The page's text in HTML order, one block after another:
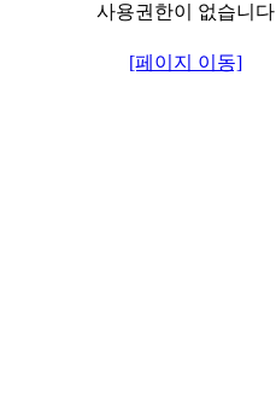
사용권한이 없습니다
[페이지 이동]